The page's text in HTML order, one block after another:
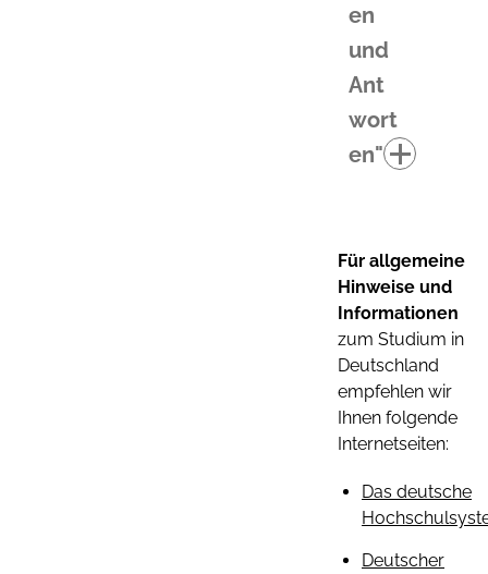
en
und
Ant
wort
en"
Für allgemeine
Hinweise und
Informationen
zum Studium in
Deutschland
empfehlen wir
Ihnen folgende
Internetseiten:
Das deutsche
Deutscher